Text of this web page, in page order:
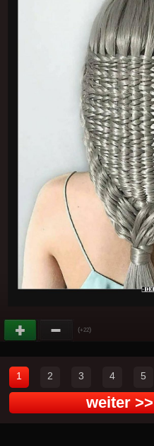
(+22)
1 2 3 4 5
weiter >>